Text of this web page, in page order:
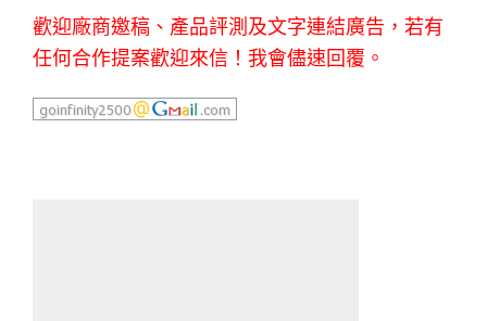
歡迎廠商邀稿、產品評測及文字連結廣告，若有
任何合作提案歡迎來信！我會儘速回覆。